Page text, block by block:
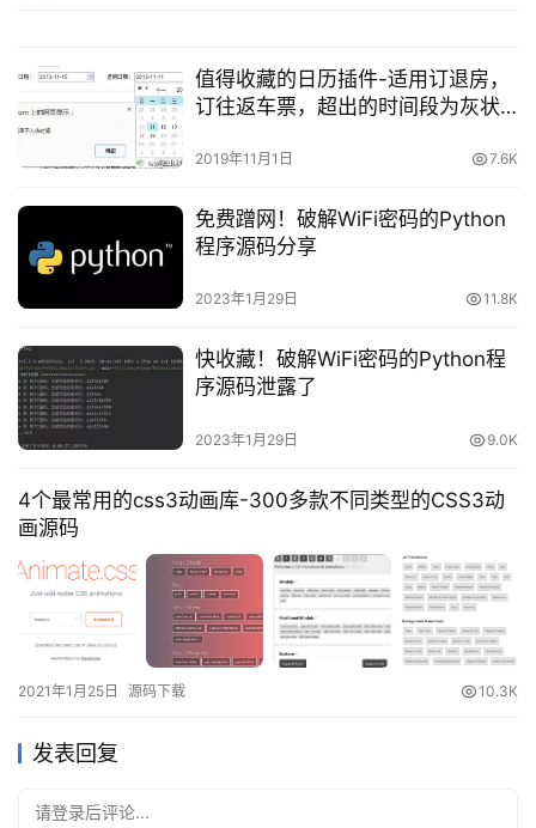
值得收藏的日历插件-适用订退房，
订往返车票，超出的时间段为灰状
2019年11月1日 7.6K
免费蹭网！破解WiFi密码的Python
程序源码分享
2023年1月29日 11.8K
快收藏！破解WiFi密码的Python程
序源码泄露了
2023年1月29日 9.0K
4个最常用的css3动画库-300多款不同类型的CSS3动
画源码
2021年1月25日 源码下载 10.3K
发表回复
请登录后评论...